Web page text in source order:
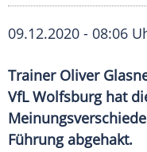
09.12.2020 - 08:06
Trainer Oliver
VfL Wolfsburg hat
Führung abgehakt.